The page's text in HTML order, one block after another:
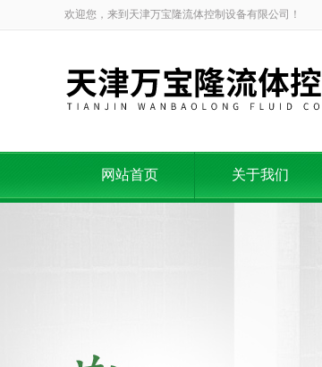
欢迎您，来到天津万宝隆流体控制设备有限公司！
网站首页 关于我们